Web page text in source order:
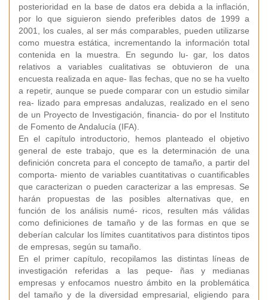
posterioridad en la base de datos era debida a la inflación,
por lo que siguieron siendo preferibles datos de 1999 a
2001, los cuales, al ser más comparables, pueden utilizarse
como muestra estática, incrementando la información total
contenida en la muestra. En segundo lu- gar, los datos
relativos a variables cualitativas se obtuvieron de una
encuesta realizada en aque- llas fechas, que no se ha vuelto
a repetir, aunque se puede comparar con un estudio similar
rea- lizado para empresas andaluzas, realizado en el seno
de un Proyecto de Investigación, financia- do por el Instituto
de Fomento de Andalucía (IFA).
En el capítulo introductorio, hemos planteado el objetivo
general de este trabajo, que es la determinación de una
definición concreta para el concepto de tamaño, a partir del
comporta- miento de variables cuantitativas o cuantificables
que caracterizan o pueden caracterizar a las empresas. Se
harán propuestas de las posibles alternativas que, en
función de los análisis numé- ricos, resulten más válidas
como definiciones de tamaño y de las formas en que se
deberían calcular los límites cuantitativos para distintos tipos
de empresas, según su tamaño.
En el primer capítulo, recopilamos las distintas líneas de
investigación referidas a las peque- ñas y medianas
empresas y enfocamos nuestro ámbito en la problemática
del tamaño y de la diversidad empresarial, eligiendo para